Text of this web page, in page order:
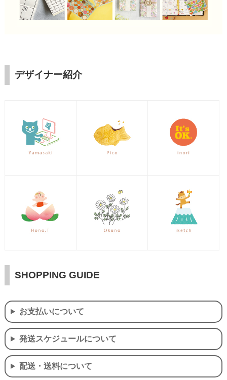
デザイナー紹介
SHOPPING GUIDE
お支払いについて
発送スケジュールについて
配送・送料について